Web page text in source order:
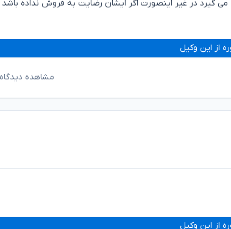
گیرد در غیر اینصورت اگر ایشان رضایت به فروش نداده
از این وکیل
مشاهده
از این وکیل